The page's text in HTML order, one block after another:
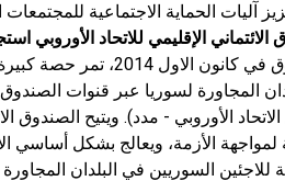
آليات الحماية الاجتماعية للمجتمعات
الإقليمي للاتحاد الأوروبي
منذ إنشاء الصندوق في
المجاورة لسوريا عبر قنوات الصندوق
الأوروبي - مدد). ويتيح الصندوق
لمواجهة الأزمة، ويعالج بشكل أساسي
للاجئين السوريين في البلدان